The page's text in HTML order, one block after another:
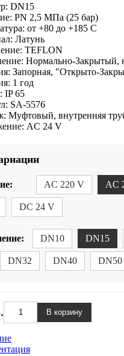
DN15
PN 2,5 МПа (25 бар)
от +80 до +185 С
Латунь
TEFLON
Нормально-Закрытый,
Запорная, "Открыто-
1 год
IP 65
SA-5576
Муфтовый, внутренняя
AC 24 V
AC 220 V AC
DC 24 V
DN10 DN15
DN32 DN40 DN50